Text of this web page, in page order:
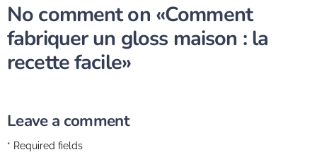
No comment on «Comment
fabriquer un gloss maison : la
recette facile»
Leave a comment
* Required fields